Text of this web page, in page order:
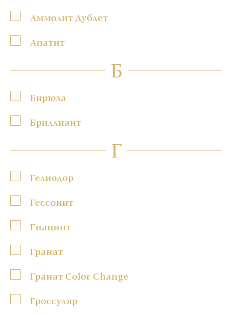
Аммолит Дублет
Апатит
Б
Бирюза
Бриллиант
Г
Гелиодор
Гессонит
Гиацинт
Гранат
Гранат Color Change
Гроссуляр